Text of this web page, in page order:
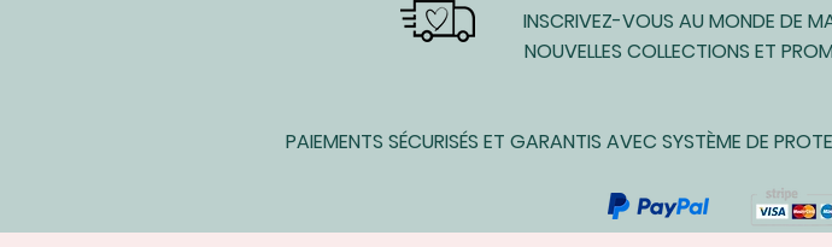
INSCRIVEZ-VOUS AU MONDE DE
NOUVELLES COLLECTIONS ET
PAIEMENTS SÉCURISÉS ET GARANTIS AVEC SYSTÈME DE